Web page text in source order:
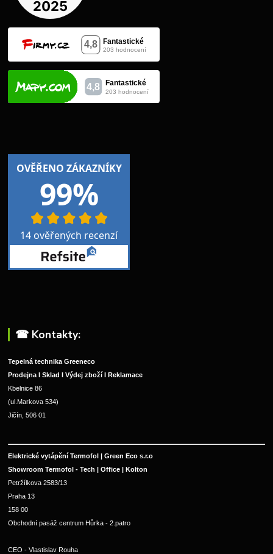
☎︎ Kontakty:
Tepelná technika Greeneco
Prodejna I Sklad I Výdej zboží I Reklamace
Kbelnice 86
(ul.Markova 534)
Jičín, 506 01
Elektrické vytápění Termofol | Green Eco s.r.o
Showroom Termofol - Tech | Office | Kolton
Petržílkova 2583/13
Praha 13
158 00
Obchodní pasáž centrum Hůrka - 2.patro
CEO - Vlastislav Rouha